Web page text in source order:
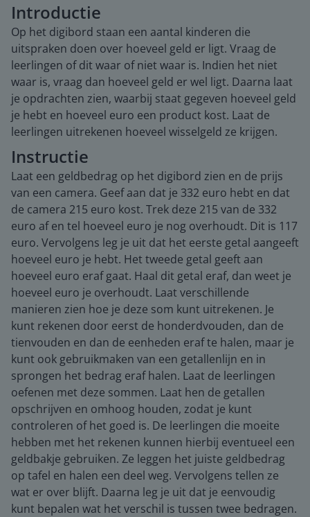
Introductie
Op het digibord staan een aantal kinderen die
uitspraken doen over hoeveel geld er ligt. Vraag de
leerlingen of dit waar of niet waar is. Indien het niet
waar is, vraag dan hoeveel geld er wel ligt. Daarna laat
je opdrachten zien, waarbij staat gegeven hoeveel geld
je hebt en hoeveel euro een product kost. Laat de
leerlingen uitrekenen hoeveel wisselgeld ze krijgen.
Instructie
Laat een geldbedrag op het digibord zien en de prijs
van een camera. Geef aan dat je 332 euro hebt en dat
de camera 215 euro kost. Trek deze 215 van de 332
euro af en tel hoeveel euro je nog overhoudt. Dit is 117
euro. Vervolgens leg je uit dat het eerste getal aangeeft
hoeveel euro je hebt. Het tweede getal geeft aan
hoeveel euro eraf gaat. Haal dit getal eraf, dan weet je
hoeveel euro je overhoudt. Laat verschillende
manieren zien hoe je deze som kunt uitrekenen. Je
kunt rekenen door eerst de honderdvouden, dan de
tienvouden en dan de eenheden eraf te halen, maar je
kunt ook gebruikmaken van een getallenlijn en in
sprongen het bedrag eraf halen. Laat de leerlingen
oefenen met deze sommen. Laat hen de getallen
opschrijven en omhoog houden, zodat je kunt
controleren of het goed is. De leerlingen die moeite
hebben met het rekenen kunnen hierbij eventueel een
geldbakje gebruiken. Ze leggen het juiste geldbedrag
op tafel en halen een deel weg. Vervolgens tellen ze
wat er over blijft. Daarna leg je uit dat je eenvoudig
kunt bepalen wat het verschil is tussen twee bedragen.